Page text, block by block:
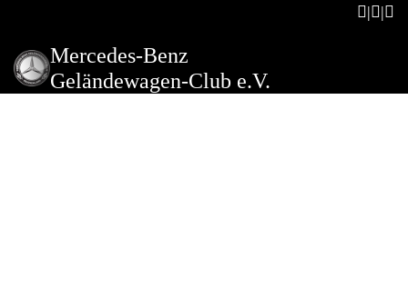
Mercedes-Benz
Geländewagen-Club e.V.